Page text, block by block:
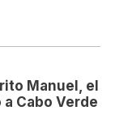
Manuel, el
Cabo Verde